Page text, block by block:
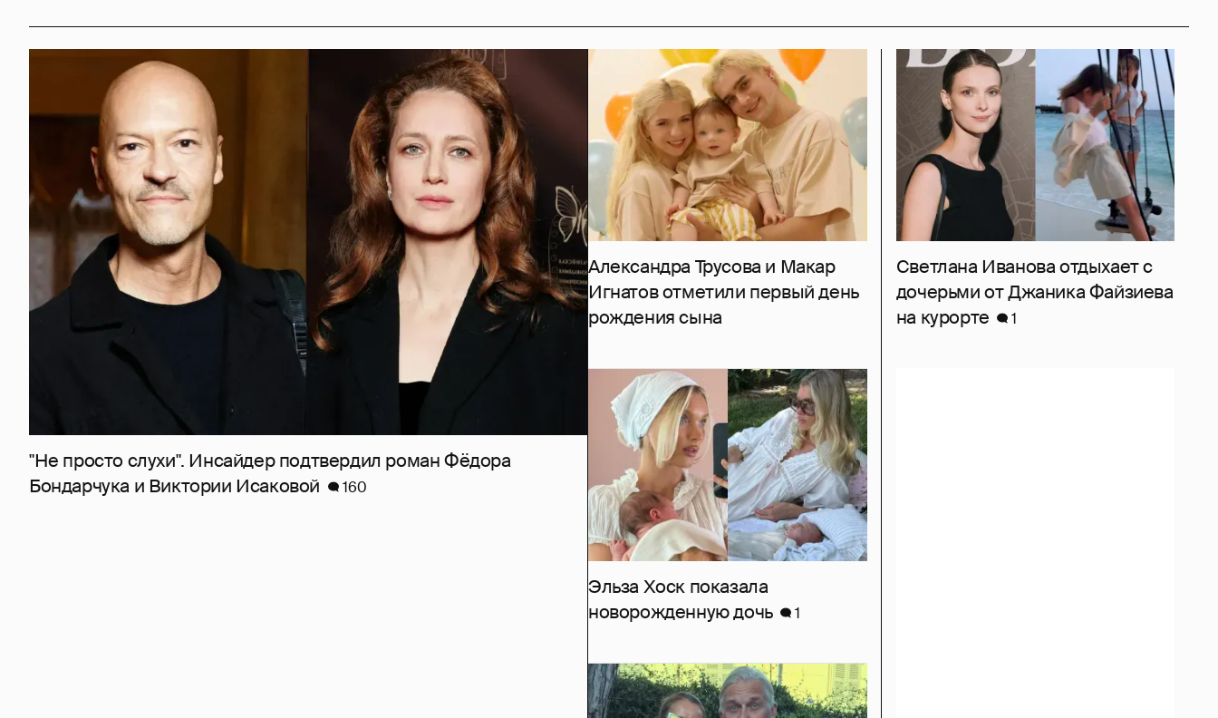
"Не просто слухи". Инсайдер подтвердил роман Фёдора
Бондарчука и Виктории Исаковой
160
Александра Трусова и Макар
Игнатов отметили первый день
рождения сына
Светлана Иванова отдыхает с
дочерьми от Джаника Файзиева
на курорте
1
Эльза Хоск показала
новорожденную дочь
1